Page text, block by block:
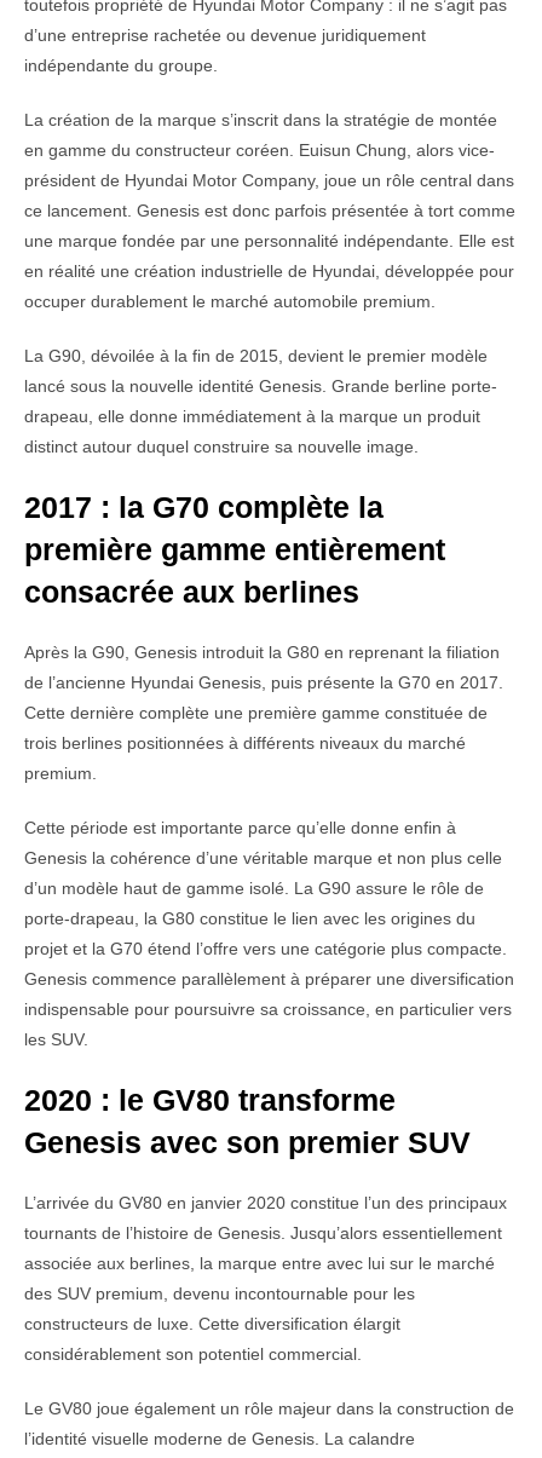
toutefois propriété de Hyundai Motor Company : il ne s’agit pas
d’une entreprise rachetée ou devenue juridiquement
indépendante du groupe.
La création de la marque s’inscrit dans la stratégie de montée
en gamme du constructeur coréen. Euisun Chung, alors vice-
président de Hyundai Motor Company, joue un rôle central dans
ce lancement. Genesis est donc parfois présentée à tort comme
une marque fondée par une personnalité indépendante. Elle est
en réalité une création industrielle de Hyundai, développée pour
occuper durablement le marché automobile premium.
La G90, dévoilée à la fin de 2015, devient le premier modèle
lancé sous la nouvelle identité Genesis. Grande berline porte-
drapeau, elle donne immédiatement à la marque un produit
distinct autour duquel construire sa nouvelle image.
2017 : la G70 complète la
première gamme entièrement
consacrée aux berlines
Après la G90, Genesis introduit la G80 en reprenant la filiation
de l’ancienne Hyundai Genesis, puis présente la G70 en 2017.
Cette dernière complète une première gamme constituée de
trois berlines positionnées à différents niveaux du marché
premium.
Cette période est importante parce qu’elle donne enfin à
Genesis la cohérence d’une véritable marque et non plus celle
d’un modèle haut de gamme isolé. La G90 assure le rôle de
porte-drapeau, la G80 constitue le lien avec les origines du
projet et la G70 étend l’offre vers une catégorie plus compacte.
Genesis commence parallèlement à préparer une diversification
indispensable pour poursuivre sa croissance, en particulier vers
les SUV.
2020 : le GV80 transforme
Genesis avec son premier SUV
L’arrivée du GV80 en janvier 2020 constitue l’un des principaux
tournants de l’histoire de Genesis. Jusqu’alors essentiellement
associée aux berlines, la marque entre avec lui sur le marché
des SUV premium, devenu incontournable pour les
constructeurs de luxe. Cette diversification élargit
considérablement son potentiel commercial.
Le GV80 joue également un rôle majeur dans la construction de
l’identité visuelle moderne de Genesis. La calandre